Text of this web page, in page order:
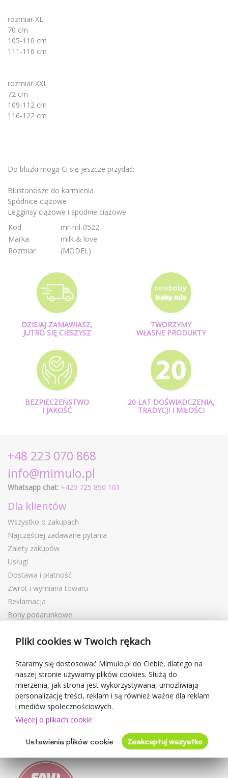
rozmiar XL
70 cm
105-110 cm
111-116 cm
rozmiar XXL
72 cm
109-112 cm
116-122 cm
Do bluzki mogą Ci się jeszcze przydać:
Biustonosze do karmienia
Spódnice ciążowe
Legginsy ciążowe i spodnie ciążowe
Kod
mr-ml-0522
Marka
milk & love
Rozmiar
(MODEL)
DZISIAJ ZAMAWIASZ,
JUTRO SIĘ CIESZYSZ
TWORZYMY
WŁASNE PRODUKTY
BEZPIECZEŃSTWO
I JAKOŚĆ
20 LAT DOŚWIADCZENIA,
TRADYCJI I MIŁOŚCI
+48 223 070 868
info@mimulo.pl
Whatsapp chat: +420 725 850 101
Dla klientów
Wszystko o zakupach
Najczęściej zadawane pytania
Zalety zakupów
Usługi
Dostawa i płatność
Zwrot i wymiana towaru
Reklamacja
Bony podarunkowe
Blog
O sprzedawcy
Mimulo.pl
Regulamin sklepu
Ochrona danych osobowych GDPR
Kontakty
Oceny klientów
Pliki cookies w Twoich rękach
Staramy się dostosować Mimulo.pl do Ciebie, dlatego na
naszej stronie używamy plików cookies. Służą do
mierzenia, jak strona jest wykorzystywana, umożliwiają
personalizację treści, reklam i są również ważne dla reklam
i mediów społecznościowych.
Więcej o plikach cookie
Ustawienia plików cookie Zaakceptuj wszystko